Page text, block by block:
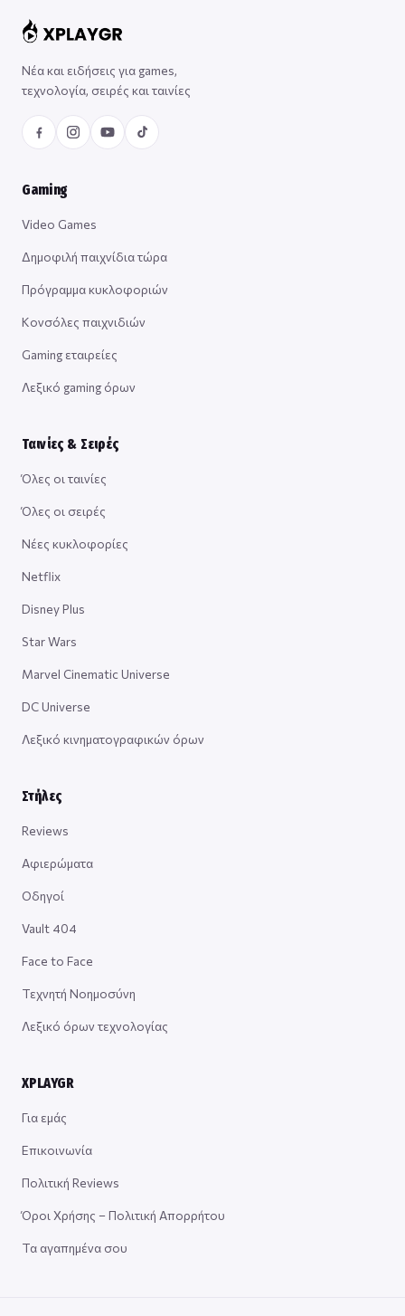
Νέα και ειδήσεις για games,
τεχνολογία, σειρές και ταινίες
Gaming
Video Games
Δημοφιλή παιχνίδια τώρα
Πρόγραμμα κυκλοφοριών
Κονσόλες παιχνιδιών
Gaming εταιρείες
Λεξικό gaming όρων
Ταινίες & Σειρές
Όλες οι ταινίες
Όλες οι σειρές
Νέες κυκλοφορίες
Netflix
Disney Plus
Star Wars
Marvel Cinematic Universe
DC Universe
Λεξικό κινηματογραφικών όρων
Στήλες
Reviews
Αφιερώματα
Οδηγοί
Vault 404
Face to Face
Τεχνητή Νοημοσύνη
Λεξικό όρων τεχνολογίας
XPLAYGR
Για εμάς
Επικοινωνία
Πολιτική Reviews
Όροι Χρήσης – Πολιτική Απορρήτου
Τα αγαπημένα σου